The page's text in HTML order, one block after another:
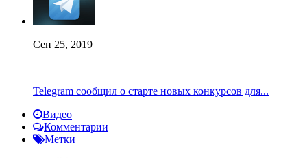
Сен 25, 2019
Telegram сообщил о старте новых конкурсов для...
Видео
Комментарии
Метки